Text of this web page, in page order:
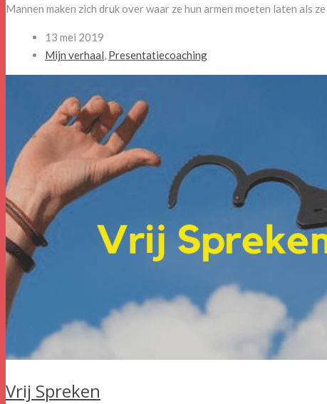
Mannen maken zich druk over waar ze hun armen moeten laten als
13 mei 2019
Mijn verhaal, Presentatiecoaching
Vrij Spreken